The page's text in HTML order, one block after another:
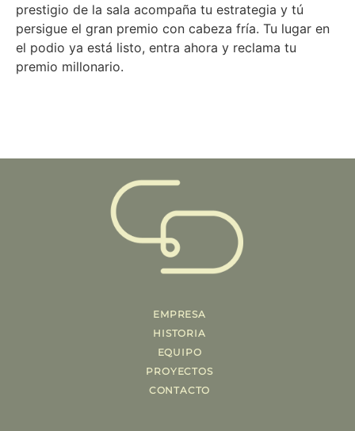
prestigio de la sala acompaña tu estrategia y tú
persigue el gran premio con cabeza fría. Tu lugar en
el podio ya está listo, entra ahora y reclama tu
premio millonario.
EMPRESA
HISTORIA
EQUIPO
PROYECTOS
CONTACTO